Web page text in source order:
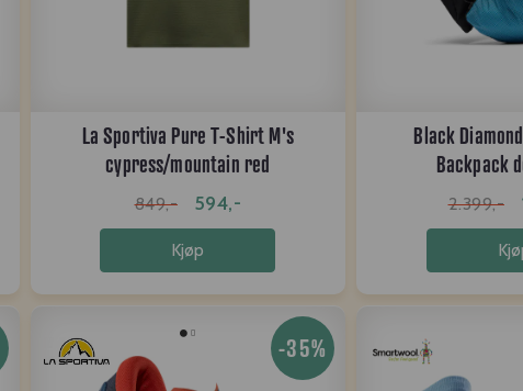
La Sportiva Pure T-Shirt M's
cypress/mountain red
849,- 594,-
Kjøp
Black
Backpack
2.399,-
-35%